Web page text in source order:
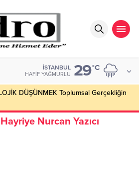
İSTANBUL
HAFIF YAĞMURLU 29°C
DÜŞÜNMEK Toplumsal Gerçekliğin
Hayriye Nurcan Yazıcı